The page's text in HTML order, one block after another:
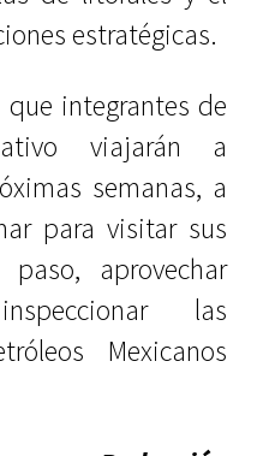
estratégicas.
integrantes de
viajarán a
semanas, a
para visitar sus
aprovechar
las
Mexicanos